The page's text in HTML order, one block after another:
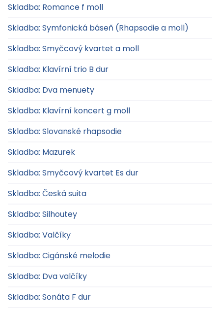
Skladba: Romance f moll
Skladba: Symfonická báseň (Rhapsodie a moll)
Skladba: Smyčcový kvartet a moll
Skladba: Klavírní trio B dur
Skladba: Dva menuety
Skladba: Klavírní koncert g moll
Skladba: Slovanské rhapsodie
Skladba: Mazurek
Skladba: Smyčcový kvartet Es dur
Skladba: Česká suita
Skladba: Silhoutey
Skladba: Valčíky
Skladba: Cigánské melodie
Skladba: Dva valčíky
Skladba: Sonáta F dur